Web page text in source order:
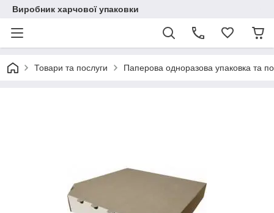
Виробник харчової упаковки
Товари та послуги Паперова одноразова упаковка та